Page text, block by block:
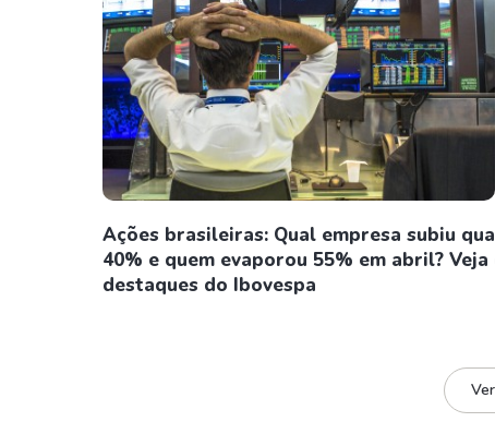
Ações brasileiras: Qual empresa subiu
40% e quem evaporou 55% em abril? Veja
destaques do Ibovespa